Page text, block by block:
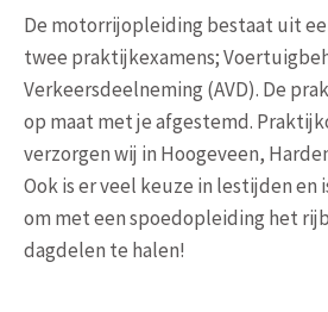
De motorrijopleiding bestaat uit
twee praktijkexamens;
Verkeersdeelneming (AVD). De
op maat met je afgestemd.
verzorgen wij in Hoogeveen,
Ook is er veel keuze in lestijden en
om met een spoedopleiding het
dagdelen te halen!